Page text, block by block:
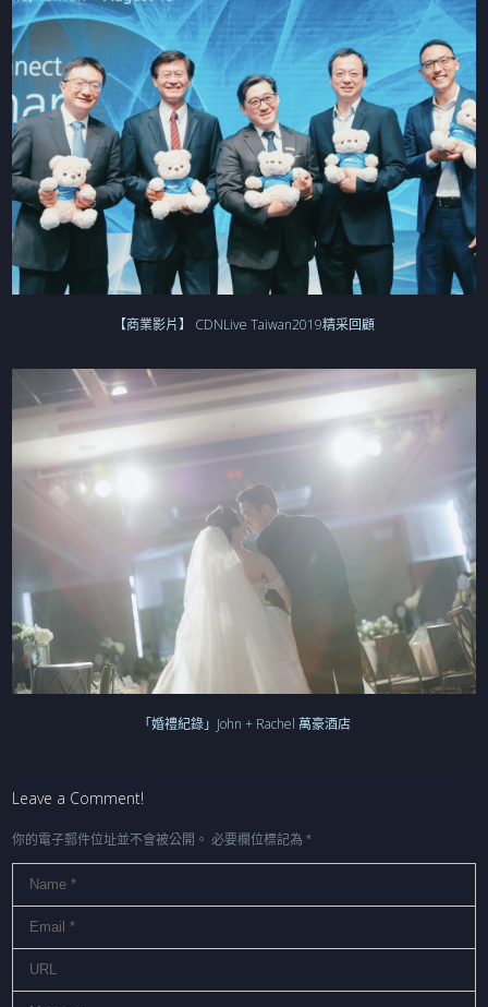
【商業影片】 CDNLive Taiwan2019精采回顧
「婚禮紀錄」John + Rachel 萬豪酒店
Leave a Comment!
你的電子郵件位址並不會被公開。 必要欄位標記為*